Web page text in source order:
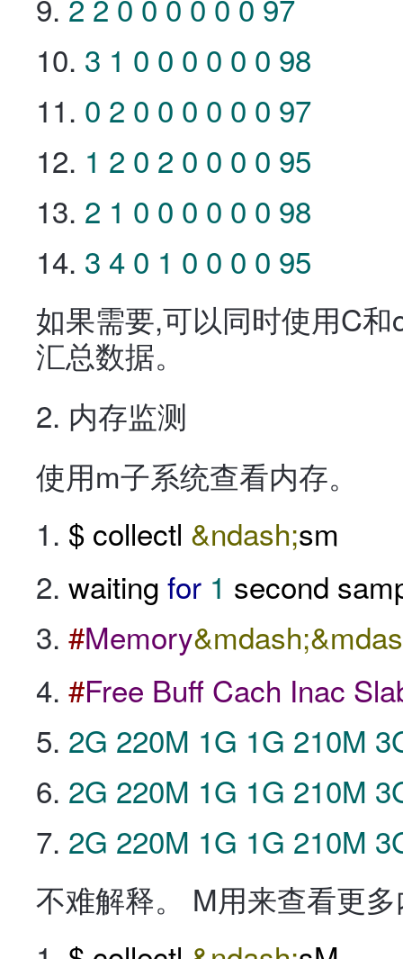
2 2 0 0 0 0 0 0 97
3 1 0 0 0 0 0 0 98
0 2 0 0 0 0 0 0 97
1 2 0 2 0 0 0 0 95
2 1 0 0 0 0 0 0 98
3 4 0 1 0 0 0 0 95
如果需要,可以同时使用C
汇总数据。
2. 内存监测
使用m子系统查看内存。
$ collectl &ndash;sm
waiting for 1 second
#Memory
#Free Buff Cach Inac
2G 220M 1G 1G 210M
2G 220M 1G 1G 210M
2G 220M 1G 1G 210M
不难解释。 M用来查看更